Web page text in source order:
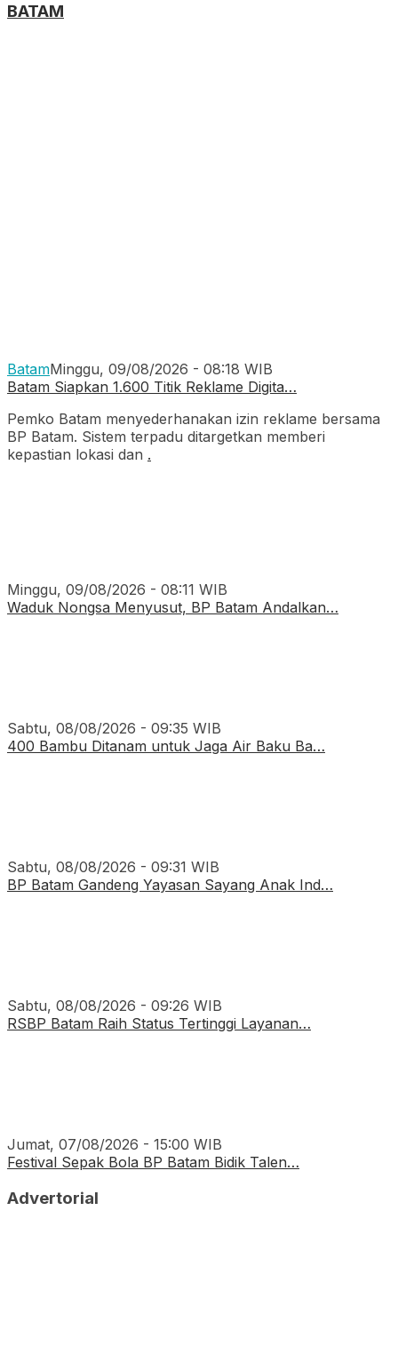
BATAM
BatamMinggu, 09/08/2026 - 08:18 WIB
Batam Siapkan 1.600 Titik Reklame Digita…
Pemko Batam menyederhanakan izin reklame bersama
BP Batam. Sistem terpadu ditargetkan memberi
kepastian lokasi dan .
Minggu, 09/08/2026 - 08:11 WIB
Waduk Nongsa Menyusut, BP Batam Andalkan…
Sabtu, 08/08/2026 - 09:35 WIB
400 Bambu Ditanam untuk Jaga Air Baku Ba…
Sabtu, 08/08/2026 - 09:31 WIB
BP Batam Gandeng Yayasan Sayang Anak Ind…
Sabtu, 08/08/2026 - 09:26 WIB
RSBP Batam Raih Status Tertinggi Layanan…
Jumat, 07/08/2026 - 15:00 WIB
Festival Sepak Bola BP Batam Bidik Talen…
Advertorial